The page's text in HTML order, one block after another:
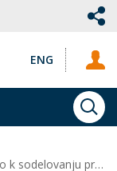
ENG
pri spletnem anketiranju EPoS